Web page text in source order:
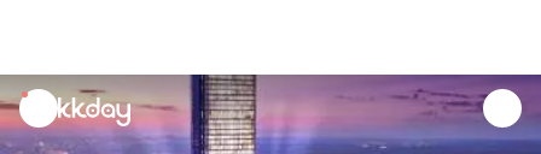
unread
notifications